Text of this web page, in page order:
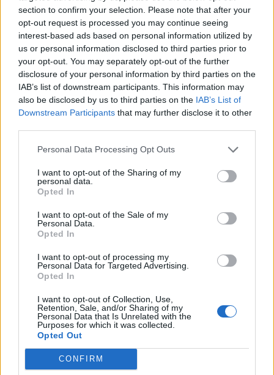
section to confirm your selection. Please note that after your
opt-out request is processed you may continue seeing
interest-based ads based on personal information utilized by
us or personal information disclosed to third parties prior to
your opt-out. You may separately opt-out of the further
disclosure of your personal information by third parties on the
IAB’s list of downstream participants. This information may
also be disclosed by us to third parties on the IAB’s List of
Downstream Participants that may further disclose it to other
Personal Data Processing Opt Outs
I want to opt-out of the Sharing of my
personal data.
Opted In
I want to opt-out of the Sale of my
Personal Data.
Opted In
I want to opt-out of processing my
Personal Data for Targeted Advertising.
Opted In
I want to opt-out of Collection, Use,
Retention, Sale, and/or Sharing of my
Personal Data that Is Unrelated with the
Purposes for which it was collected.
Opted Out
CONFIRM
Σχετικά Άρθρα